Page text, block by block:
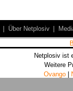
Über Netplosiv
Netplosiv ist
Weitere
Ovango